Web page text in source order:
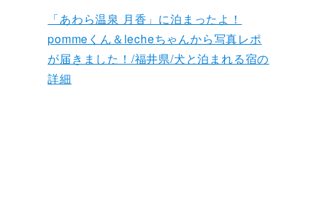
「あわら温泉 月香」に泊まったよ！
pommeくん＆lecheちゃんから写真レポ
が届きました！/福井県/犬と泊まれる宿の
詳細